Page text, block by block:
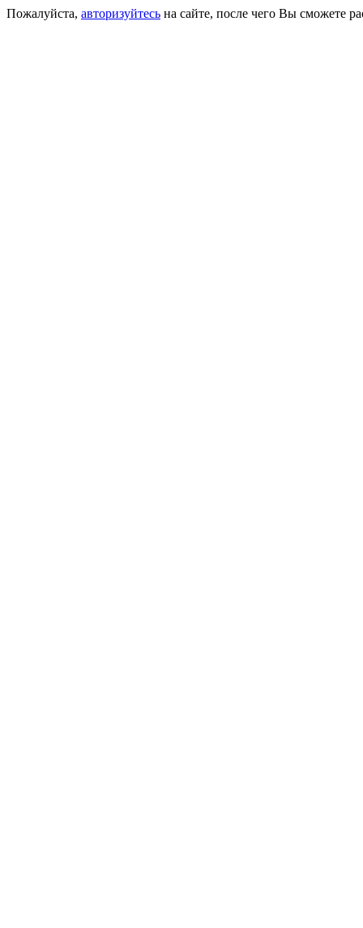
Пожалуйста, авторизуйтесь на сайте, после чего Вы сможете